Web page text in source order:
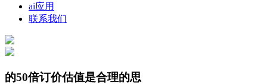
ai应用
联系我们
的50倍订价估值是合理的思